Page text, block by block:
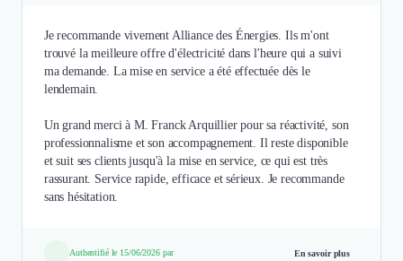
Je recommande vivement Alliance des Énergies. Ils m'ont
trouvé la meilleure offre d'électricité dans l'heure qui a suivi
ma demande. La mise en service a été effectuée dès le
lendemain.
Un grand merci à M. Franck Arquillier pour sa réactivité, son
professionnalisme et son accompagnement. Il reste disponible
et suit ses clients jusqu'à la mise en service, ce qui est très
rassurant. Service rapide, efficace et sérieux. Je recommande
sans hésitation.
Authentifié le 15/06/2026 par En savoir plus